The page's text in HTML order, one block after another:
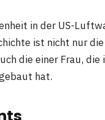
in der US-
ist nicht nur
die einer Frau,
hat.